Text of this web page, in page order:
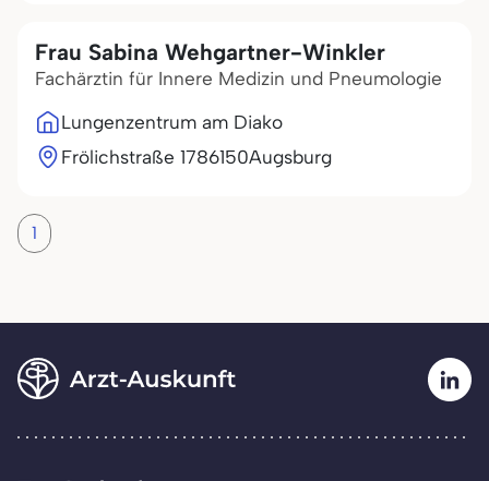
Frau Sabina Wehgartner-Winkler
Fachärztin für Innere Medizin und Pneumologie
Lungenzentrum am Diako
Frölichstraße 1786150Augsburg
1